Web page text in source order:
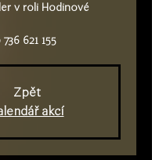
v roli Hodinové
621 155
Zpět
akcí